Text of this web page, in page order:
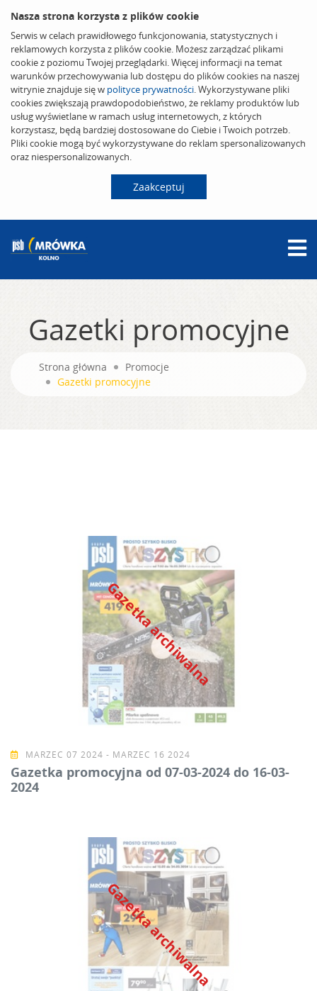
Nasza strona korzysta z plików cookie
Serwis w celach prawidłowego funkcjonowania, statystycznych i
reklamowych korzysta z plików cookie. Możesz zarządzać plikami
cookie z poziomu Twojej przeglądarki. Więcej informacji na temat
warunków przechowywania lub dostępu do plików cookies na naszej
witrynie znajduje się w polityce prywatności. Wykorzystywane pliki
cookies zwiększają prawdopodobieństwo, że reklamy produktów lub
usług wyświetlane w ramach usług internetowych, z których
korzystasz, będą bardziej dostosowane do Ciebie i Twoich potrzeb.
Pliki cookie mogą być wykorzystywane do reklam spersonalizowanych
oraz niespersonalizowanych.
Zaakceptuj
Gazetki promocyjne
Strona główna
Promocje
Gazetki promocyjne
Gazetka archiwalna
MARZEC 07 2024 - MARZEC 16 2024
Gazetka promocyjna od 07-03-2024 do 16-03-
2024
Gazetka archiwalna